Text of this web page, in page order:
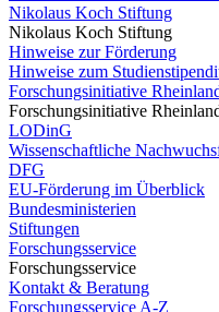
Nikolaus Koch Stiftung
Nikolaus Koch Stiftung
Hinweise zur Förderung
Hinweise zum
Forschungsinitiative
Forschungsinitiative
LODinG
Wissenschaftliche
DFG
EU-Förderung im Überblick
Bundesministerien
Stiftungen
Forschungsservice
Forschungsservice
Kontakt & Beratung
Forschungsservice A-Z